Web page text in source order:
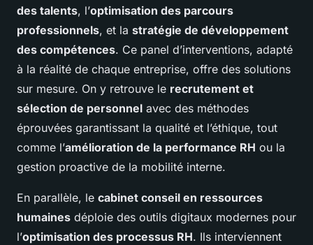
des talents, l’optimisation des parcours
professionnels, et la stratégie de développement
des compétences. Ce panel d’interventions, adapté
à la réalité de chaque entreprise, offre des solutions
sur mesure. On y retrouve le recrutement et
sélection de personnel avec des méthodes
éprouvées garantissant la qualité et l’éthique, tout
comme l’amélioration de la performance RH ou la
gestion proactive de la mobilité interne.
En parallèle, le cabinet conseil en ressources
humaines déploie des outils digitaux modernes pour
l’optimisation des processus RH. Ils interviennent